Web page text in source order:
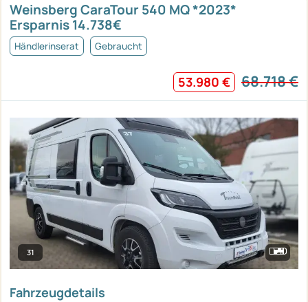
Weinsberg CaraTour 540 MQ *2023*
Ersparnis 14.738€
Händlerinserat Gebraucht
53.980 € 68.718 €
31
Fahrzeugdetails